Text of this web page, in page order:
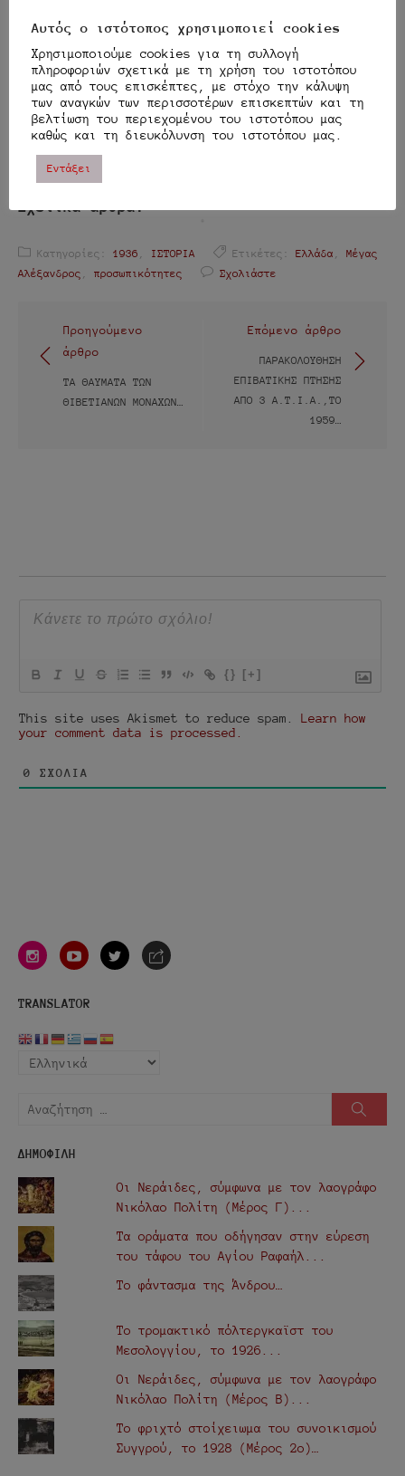
Μοιράσου το άρθρο:
Μοιραστείτε το
Μου αρέσει αυτό:
Σχετικά άρθρα:
Άορνος
-
Το
θρυλικό
άπαρτο
οχυρό
που
Αλέξανδρος...
Κατηγορίες: 1936 ΙΣΤΟΡΙΑ Ετικέτες: Ελλάδα
Μέγας
Αλέξανδρος
προσωπικότητες Σχολιάστε
Πλοήγηση
άρθρων
Προηγούμενο
άρθρο
ΤΑ ΘΑΎΜΑΤΑ ΤΩΝ
ΘΙΒΕΤΙΑΝΏΝ ΜΟΝΑΧΏΝ…
Επόμενο άρθρο
ΠΑΡΑΚΟΛΟΎΘΗΣΗ
ΕΠΙΒΑΤΙΚΉΣ ΠΤΉΣΗΣ
ΑΠΌ 3 Α.Τ.Ι.Α.,ΤΟ
1959…
{} [+]
This site uses Akismet to reduce spam. Learn how
your comment data is processed.
0 ΣΧΌΛΙΑ
instagramyoutube twittere-
TRANSLATOR
Αναζήτηση
ΔΗΜΟΦΙΛΗ
Οι Νεράιδες, σύμφωνα με τον λαογράφο
Νικόλαο Πολίτη (Μέρος Γ)...
Τα οράματα που οδήγησαν στην εύρεση
του τάφου του Αγίου Ραφαήλ...
Το φάντασμα της Άνδρου…
Το τρομακτικό πόλτεργκαϊστ του
Μεσολογγίου, το 1926...
Οι Νεράιδες, σύμφωνα με τον λαογράφο
Νικόλαο Πολίτη (Μέρος Β)...
Το φριχτό στοίχειωμα του συνοικισμού
Συγγρού, το 1928 (Μέρος 2ο)…
Αυτός ο ιστότοπος χρησιμοποιεί cookies
Χρησιμοποιούμε cookies για τη συλλογή
πληροφοριών σχετικά με τη χρήση του ιστοτόπου
μας από τους επισκέπτες, με στόχο την κάλυψη
των αναγκών των περισσοτέρων επισκεπτών και τη
βελτίωση του περιεχομένου του ιστοτόπου μας
καθώς και τη διευκόλυνση του ιστοτόπου μας.
Εντάξει